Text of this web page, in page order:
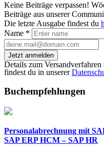
Keine Beiträge verpassen!
Beiträge aus unserer
Die letzte Ausgabe findest du
Name *
Jetzt anmelden
Details zum
findest du in unserer
Buchempfehlungen
Personalabrechnung mit
SAP ERP HCM – SAP HR